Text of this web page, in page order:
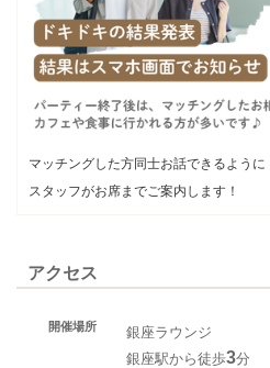
マッチングした方同士お話できるように
スタッフがお席までご案内します！
アクセス
開催場所
銀座ラウンジ
銀座駅から徒歩3分